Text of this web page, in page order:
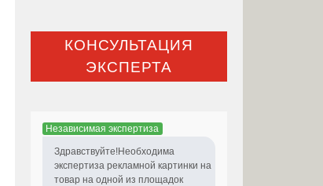
КОНСУЛЬТАЦИЯ
ЭКСПЕРТА
Независимая экспертиза
Здравствуйте!Необходима
экспертиза рекламной картинки на
товар на одной из площадок